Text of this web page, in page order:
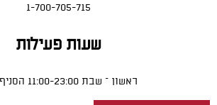
1-700-705-715
שעות פעילות
ראשון – שבת 11:00-23:00 הסניף נגיש